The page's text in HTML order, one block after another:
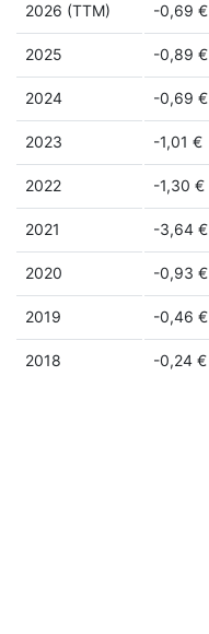
2026 (TTM) -0,69 €
2025 -0,89 €
2024 -0,69 €
2023 -1,01 €
2022 -1,30 €
2021 -3,64 €
2020 -0,93 €
2019 -0,46 €
2018 -0,24 €